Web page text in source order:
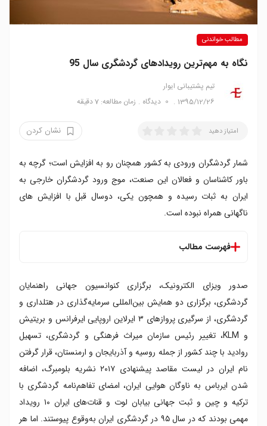
مطالب خواندنی
نگاه به مهم‌ترین رویدادهای گردشگری سال 95
تیم پشتیبانی ایوار
1395/12/26
0 دیدگاه زمان مطالعه: 7 دقیقه
امتیاز دهید نشان کردن
شمار گردشگران ورودی به کشور همچنان رو به افزایش است؛ گرچه به
باور کاشناسان و فعالان این صنعت، موج ورود گردشگران خارجی به
ایران به ثبات رسیده و همچون یکی، دوسال قبل با افزایش های
ناگهانی همراه نبوده است.
فهرست مطالب
۳. دو همایش سرمایه گذاری
۴. از سرگیری پروازهای ۳ ایرلاین اروپایی
۵. تغییر رئیس سازمان گردشگری
۸. ایرباس ها در آسمان ایران
۹. امضای تفاهم نامه با ترکیه و چین
۱۰. ثبت جهانی لوت و قنات ها
صدور ویزای الکترونیک، برگزاری کنوانسیون جهانی راهنمایان
گردشگری، برگزاری دو همایش بین‌المللی سرمایه‌گذاری در هتلداری و
گردشگری، از سرگیری پروازهای ۳ ایرلاین اروپایی ایرفرانس و بریتیش
و KLM، تغییر رئیس سازمان میراث فرهنگی و گردشگری، تسهیل
روادید با چند کشور از جمله روسیه و آذربایجان و ارمنستان، قرار گرفتن
نام ایران در لیست مقاصد پیشنهادی ۲۰۱۷ نشریه بلومبرگ، اضافه
شدن ایرباس به ناوگان هوایی ایران، امضای تفاهم‌نامه گردشگری با
ترکیه و چین و ثبت جهانی بیابان لوت و قنات‌های ایران ۱۰ رویداد
مهمی بودند که در سال ۹۵ در گردشگری ایران به‌وقوع پیوستند. اما هر